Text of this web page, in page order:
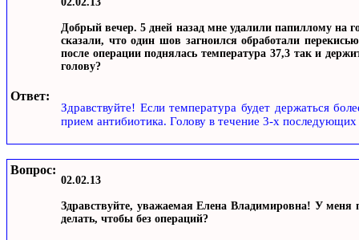
Добрый вечер. 5 дней назад мне удалили папиллому на
сказали, что один шов загноился обработали
после операции поднялась температура 37,3 так и
голову?
Ответ:
Здравствуйте! Если температура будет держаться
прием антибиотика. Голову в течение 3-х
Вопрос:
02.02.13
Здравствуйте, уважаемая Елена Владимировна! У меня
делать, чтобы без операций?